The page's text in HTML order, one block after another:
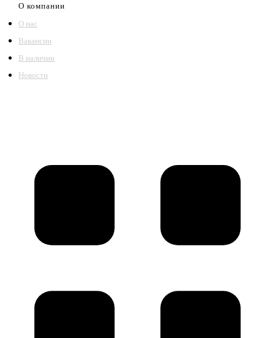
О компании
О нас
Вакансии
В наличии
Новости